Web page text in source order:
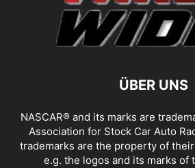
ÜBER UNS
NASCAR® and its marks are
Association for Stock Car Auto
trademarks are the property of
e.g. the logos and its marks of